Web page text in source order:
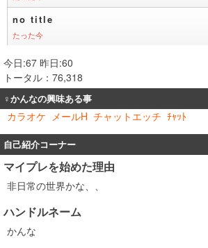
今日:67 昨日:60
トータル：76,318
♀かんなの興味ある事
カラオケ メールH チャットエッチ ﾁｬｯﾄ
自己紹介コーナー
マイプレを始めた理由
非日常の世界かな、、
ハンドルネーム
かんな